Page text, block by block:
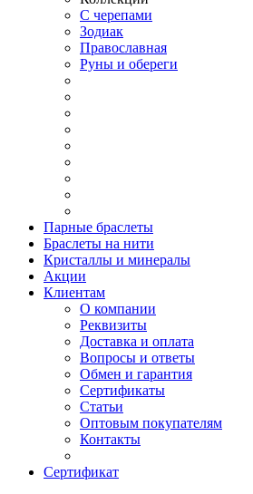
С черепами
Зодиак
Православная
Руны и обереги
Парные браслеты
Браслеты на нити
Кристаллы и минералы
Акции
Клиентам
О компании
Реквизиты
Доставка и оплата
Вопросы и ответы
Обмен и гарантия
Сертификаты
Статьи
Оптовым покупателям
Контакты
Сертификат